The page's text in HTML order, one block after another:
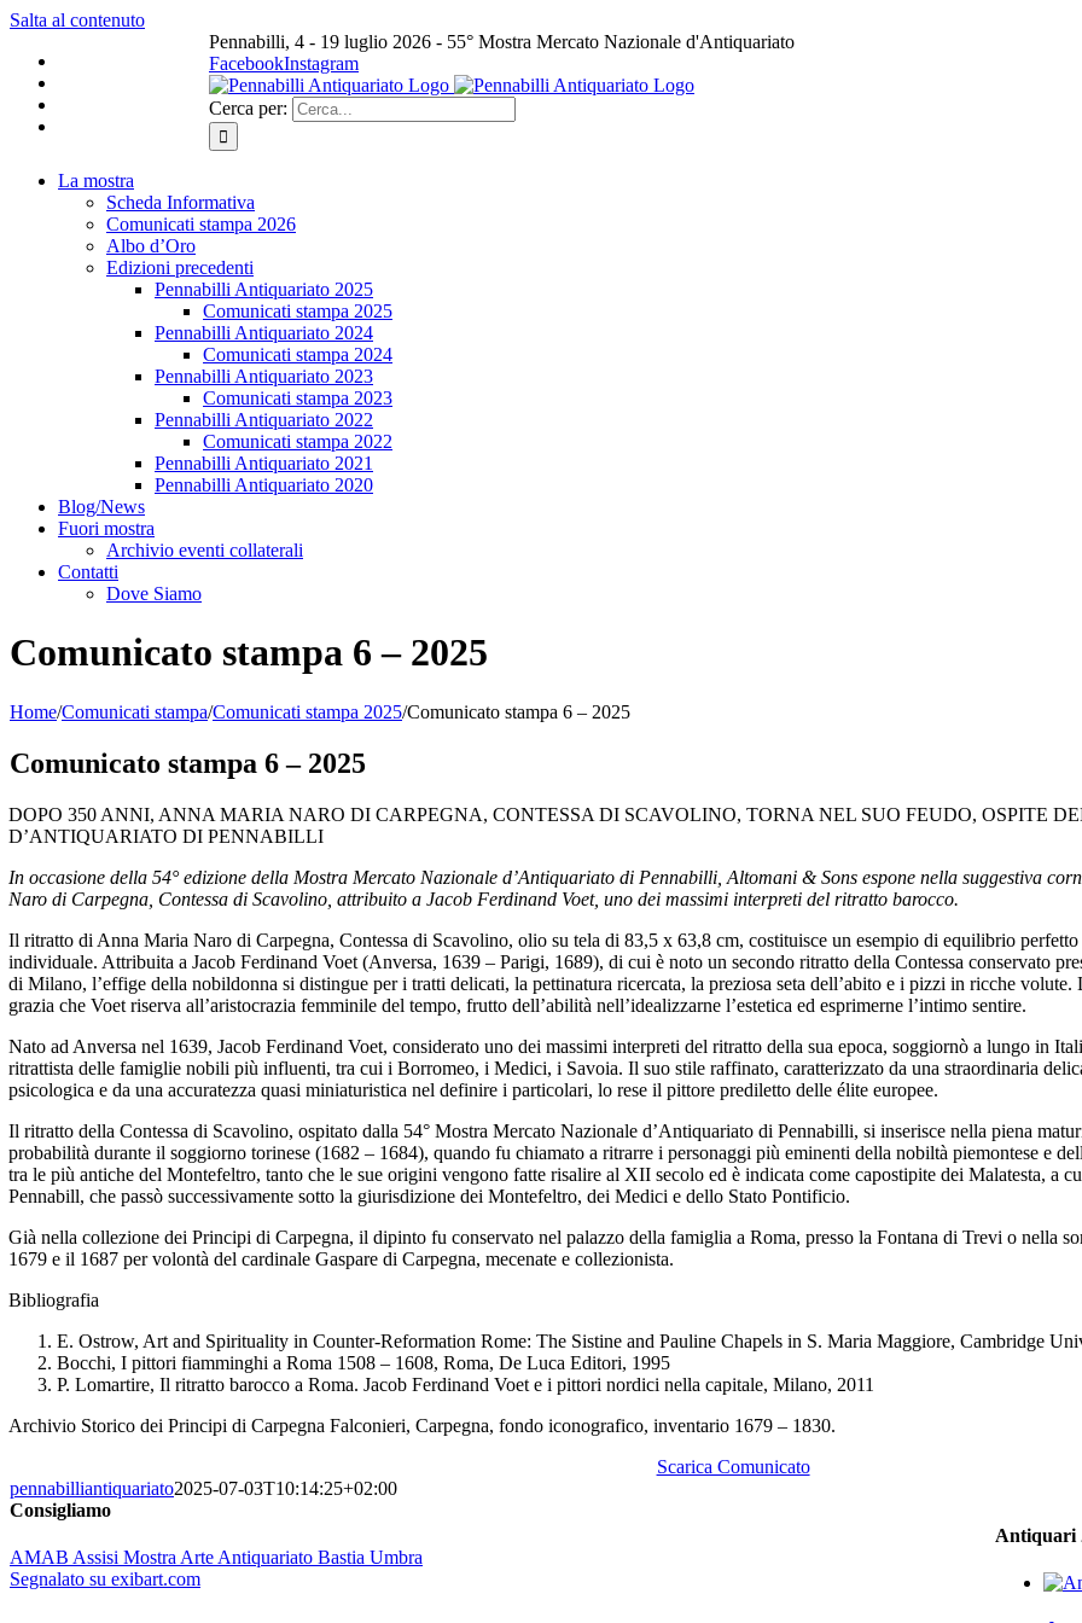
Salta al contenuto
Pennabilli, 4 - 19 luglio 2026 - 55° Mostra Mercato Nazionale d'Antiquariato
FacebookInstagram
Cerca per:
La mostra
Scheda Informativa
Comunicati stampa 2026
Albo d’Oro
Edizioni precedenti
Pennabilli Antiquariato 2025
Comunicati stampa 2025
Pennabilli Antiquariato 2024
Comunicati stampa 2024
Pennabilli Antiquariato 2023
Comunicati stampa 2023
Pennabilli Antiquariato 2022
Comunicati stampa 2022
Pennabilli Antiquariato 2021
Pennabilli Antiquariato 2020
Blog/News
Fuori mostra
Archivio eventi collaterali
Contatti
Dove Siamo
Comunicato stampa 6 – 2025
Home/Comunicati stampa/Comunicati stampa 2025/Comunicato stampa 6 – 2025
Comunicato stampa 6 – 2025
DOPO 350 ANNI, ANNA MARIA NARO DI CARPEGNA, CONTESSA DI SCAVOLINO, TORNA NEL SUO FEUDO, OSPITE
D’ANTIQUARIATO DI PENNABILLI
In occasione della 54° edizione della Mostra Mercato Nazionale d’Antiquariato di Pennabilli, Altomani & Sons espone nella suggestiva
Naro di Carpegna, Contessa di Scavolino, attribuito a Jacob Ferdinand Voet, uno dei massimi interpreti del ritratto barocco.
Il ritratto di Anna Maria Naro di Carpegna, Contessa di Scavolino, olio su tela di 83,5 x 63,8 cm, costituisce un esempio di equilibrio
individuale. Attribuita a Jacob Ferdinand Voet (Anversa, 1639 – Parigi, 1689), di cui è noto un secondo ritratto della Contessa conservato
di Milano, l’effige della nobildonna si distingue per i tratti delicati, la pettinatura ricercata, la preziosa seta dell’abito e i pizzi in ricche
grazia che Voet riserva all’aristocrazia femminile del tempo, frutto dell’abilità nell’idealizzarne l’estetica ed esprimerne l’intimo sentire.
Nato ad Anversa nel 1639, Jacob Ferdinand Voet, considerato uno dei massimi interpreti del ritratto della sua epoca, soggiornò a lungo in
ritrattista delle famiglie nobili più influenti, tra cui i Borromeo, i Medici, i Savoia. Il suo stile raffinato, caratterizzato da una straordinaria
psicologica e da una accuratezza quasi miniaturistica nel definire i particolari, lo rese il pittore prediletto delle élite europee.
Il ritratto della Contessa di Scavolino, ospitato dalla 54° Mostra Mercato Nazionale d’Antiquariato di Pennabilli, si inserisce nella piena
probabilità durante il soggiorno torinese (1682 – 1684), quando fu chiamato a ritrarre i personaggi più eminenti della nobiltà piemontese e
tra le più antiche del Montefeltro, tanto che le sue origini vengono fatte risalire al XII secolo ed è indicata come capostipite dei Malatesta, a
Pennabill, che passò successivamente sotto la giurisdizione dei Montefeltro, dei Medici e dello Stato Pontificio.
Già nella collezione dei Principi di Carpegna, il dipinto fu conservato nel palazzo della famiglia a Roma, presso la Fontana di Trevi o nella
1679 e il 1687 per volontà del cardinale Gaspare di Carpegna, mecenate e collezionista.
Bibliografia
E. Ostrow, Art and Spirituality in Counter-Reformation Rome: The Sistine and Pauline Chapels in S. Maria Maggiore, Cambridge
Bocchi, I pittori fiamminghi a Roma 1508 – 1608, Roma, De Luca Editori, 1995
P. Lomartire, Il ritratto barocco a Roma. Jacob Ferdinand Voet e i pittori nordici nella capitale, Milano, 2011
Archivio Storico dei Principi di Carpegna Falconieri, Carpegna, fondo iconografico, inventario 1679 – 1830.
Scarica Comunicato
pennabilliantiquariato2025-07-03T10:14:25+02:00
Antiquari
Consigliamo
AMAB Assisi Mostra Arte Antiquariato Bastia Umbra
Segnalato su exibart.com